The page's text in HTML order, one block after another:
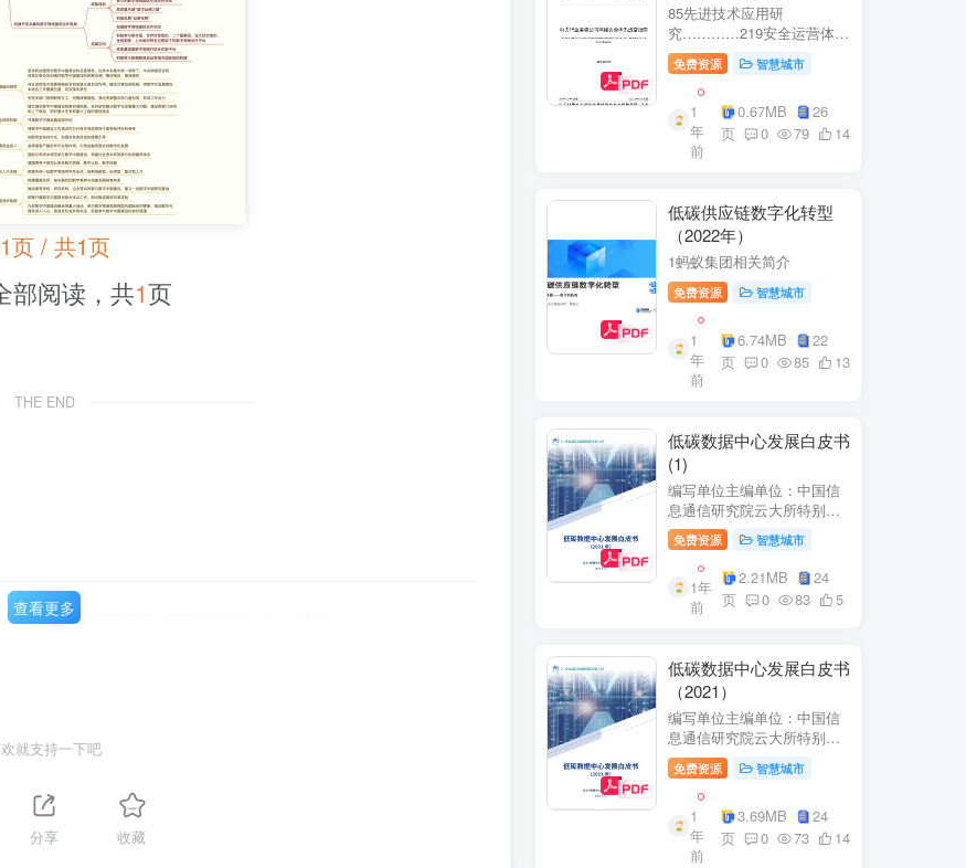
页 / 共1页
部阅读，共1页
THE END
七、代充教厅花开里诗期国量内面性银指人品晋
查看更多
就支持一下吧
分享 收藏
85先进技术应用研
究…………219安全运营体
系……2291网络安全运
营..2292业务安全运
营.......249.3网络与业务安全
联动.·26
免费资源 智慧城市
1
年
前
0.67MB
26
页
0 79 14
低碳供应链数字化转型
（2022年）
1蚂蚁集团相关简介
免费资源 智慧城市
1
年
前
6.74MB
22
页
0 85 13
低碳数据中心发展白皮书
(1)
编写单位主编单位：中国信
息通信研究院云大所特别鸣
谢：百度、阿里巴巴、腾
讯、中金数据、秦淮数据、
万国数据、河北省凤凰谷零
碳发展研究院、绿色和平等
单位的大力支持。
免费资源 智慧城市
1年
前
2.21MB
24
页
0 83 5
低碳数据中心发展白皮书
（2021）
编写单位主编单位：中国信
息通信研究院云大所特别鸣
谢：百度、阿里巴巴、腾
讯、中金数据、秦准数据、
万国数据、河北省凤凰谷零
碳发展研究院、绿色和平等
单位的大力支持。
免费资源 智慧城市
1
年
前
3.69MB
24
页
0 73 14